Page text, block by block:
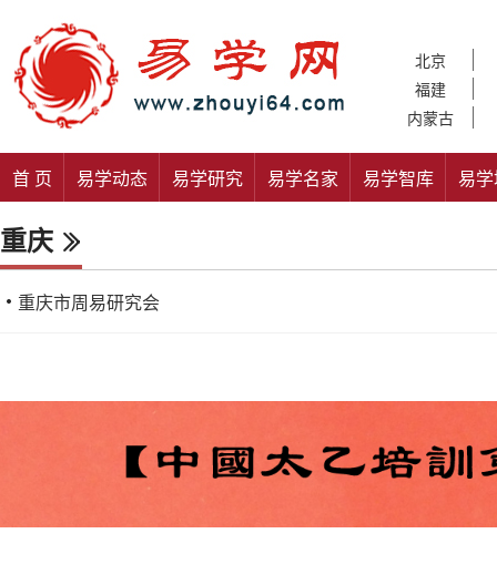
北京
福建
内蒙古
首 页 易学动态 易学研究 易学名家 易学智库 易
重庆
重庆市周易研究会